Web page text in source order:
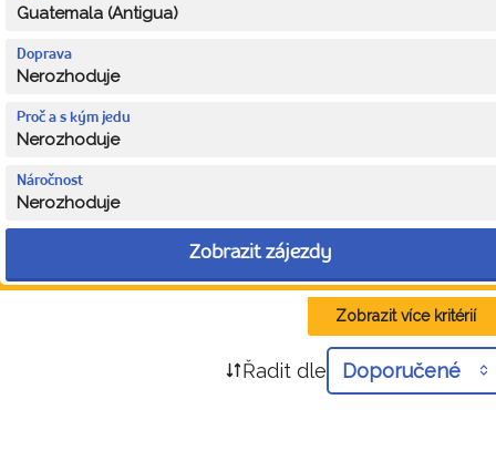
Guatemala (Antigua)
Doprava
Nerozhoduje
Proč a s kým jedu
Nerozhoduje
Náročnost
Nerozhoduje
Zobrazit zájezdy
Zobrazit více kritérií
Řadit dle Doporučené